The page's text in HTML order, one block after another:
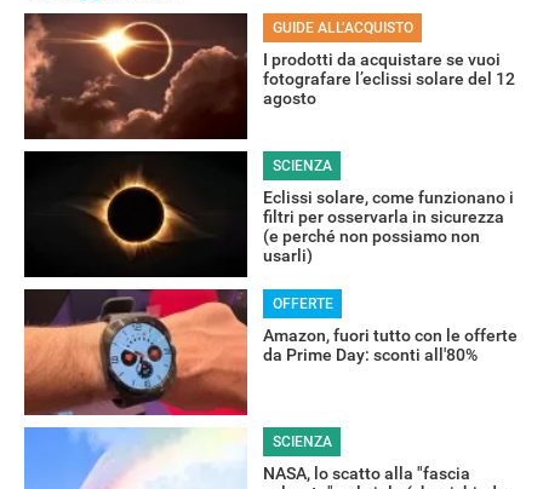
GUIDE ALL’ACQUISTO
I prodotti da acquistare se vuoi
fotografare l’eclissi solare del 12
agosto
SCIENZA
Eclissi solare, come funzionano i
filtri per osservarla in sicurezza
(e perché non possiamo non
usarli)
OFFERTE
Amazon, fuori tutto con le offerte
da Prime Day: sconti all'80%
SCIENZA
NASA, lo scatto alla "fascia